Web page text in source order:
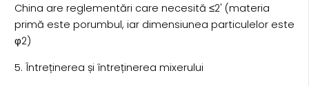
China are reglementări care necesită ≤2' (materia
primă este porumbul, iar dimensiunea particulelor este
φ2)
5. Întreținerea și întreținerea mixerului